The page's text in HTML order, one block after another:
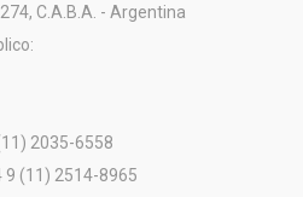
C.A.B.A. - Argentina
2035-6558
9 (11) 2514-8965